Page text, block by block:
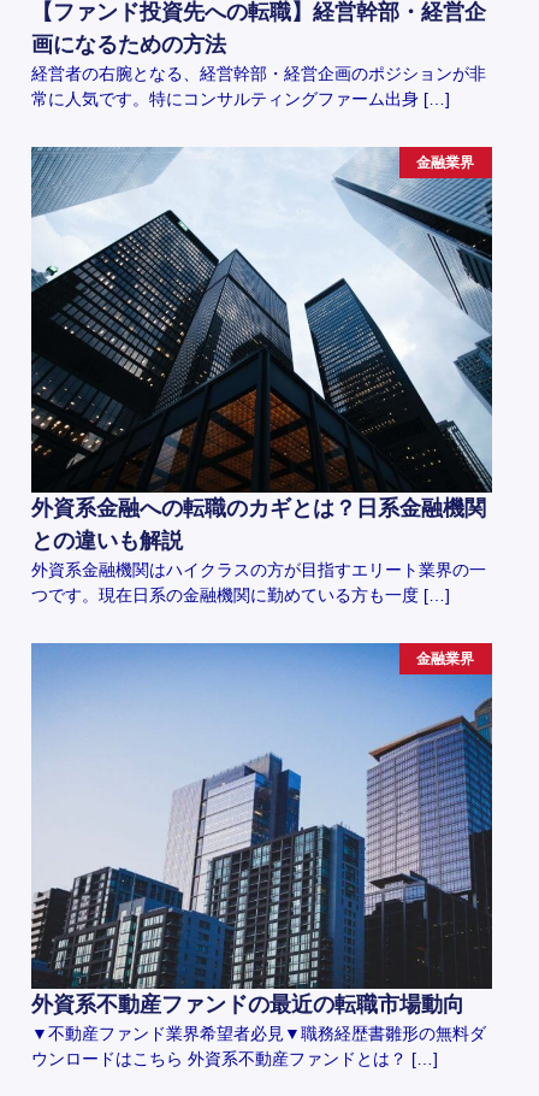
【ファンド投資先への転職】経営幹部・経営企
画になるための方法
経営者の右腕となる、経営幹部・経営企画のポジションが非
常に人気です。特にコンサルティングファーム出身 […]
金融業界
外資系金融への転職のカギとは？日系金融機関
との違いも解説
外資系金融機関はハイクラスの方が目指すエリート業界の一
つです。現在日系の金融機関に勤めている方も一度 […]
金融業界
外資系不動産ファンドの最近の転職市場動向
▼不動産ファンド業界希望者必見▼職務経歴書雛形の無料ダ
ウンロードはこちら 外資系不動産ファンドとは？ […]